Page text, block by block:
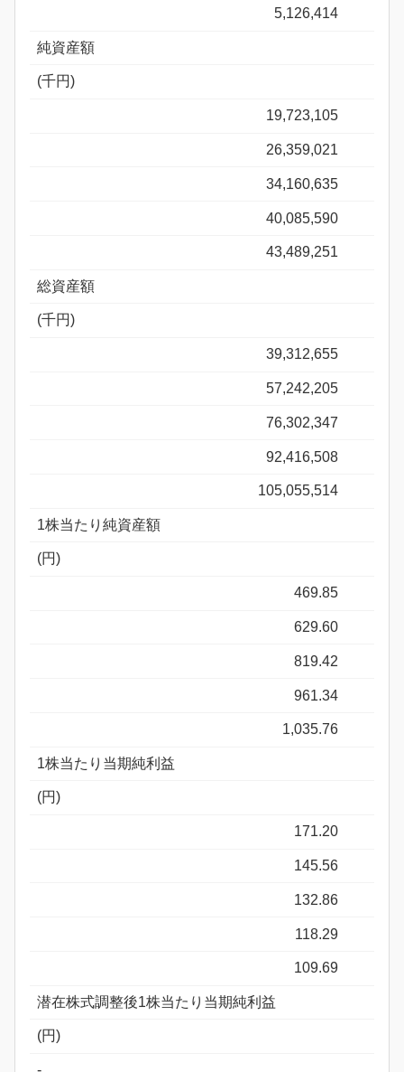
5,126,414
純資産額
(千円)
19,723,105
26,359,021
34,160,635
40,085,590
43,489,251
総資産額
(千円)
39,312,655
57,242,205
76,302,347
92,416,508
105,055,514
1株当たり純資産額
(円)
469.85
629.60
819.42
961.34
1,035.76
1株当たり当期純利益
(円)
171.20
145.56
132.86
118.29
109.69
潜在株式調整後1株当たり当期純利益
(円)